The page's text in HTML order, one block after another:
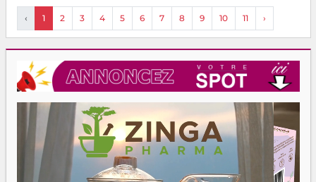
‹ 1 2 3 4 5 6 7 8 9 10 11 ›